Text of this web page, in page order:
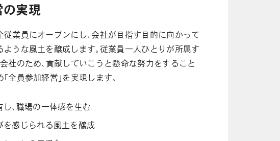
の実現
業員にオープンにし、会社が目指す目的に向かって
うな風土を醸成します。従業員一人ひとりが所属す
社のため、貢献していこうと懸命な努力をすること
全員参加経営」を実現します。
、職場の一体感を生む
を感じられる風土を醸成